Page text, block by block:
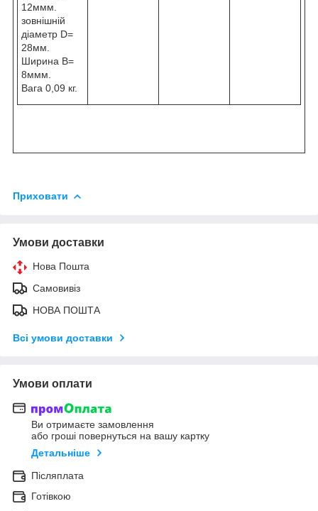
12ммм.
зовнішній
діаметр D=
28мм.
Ширина B=
8ммм.
Вага 0,09 кг.
Приховати
Умови доставки
Нова Пошта
Самовивіз
НОВА ПОШТА
Всі умови доставки
Умови оплати
Ви отримаєте замовлення
або гроші повернуться на вашу картку
Детальніше
Післяплата
Готівкою